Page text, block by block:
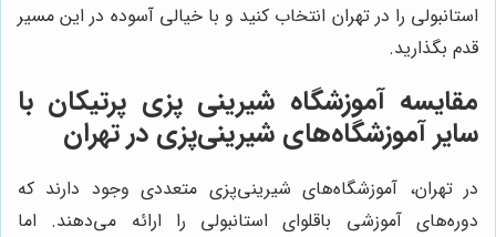
استانبولی را در تهران انتخاب کنید و با خیالی آسوده در این مسیر
قدم بگذارید.
مقایسه آموزشگاه شیرینی پزی پرتیکان با
سایر آموزشگاه‌های شیرینی‌پزی در تهران
در تهران، آموزشگاه‌های شیرینی‌پزی متعددی وجود دارند که
دوره‌های آموزشی باقلوای استانبولی را ارائه می‌دهند. اما